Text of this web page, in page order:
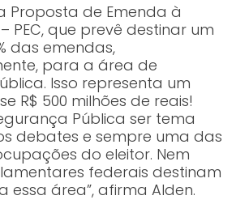
Proposta de Emenda à
PEC, que prevê destinar um
das emendas,
para a área de
Isso representa um
R$ 500 milhões de reais!
Pública ser tema
debates e sempre uma das
do eleitor. Nem
federais destinam
essa área”, afirma Alden.